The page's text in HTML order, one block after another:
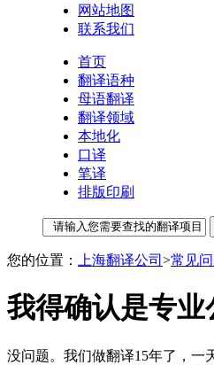
网站地图
联系我们
首页
翻译语种
母语翻译
翻译领域
本地化
口译
笔译
排版印刷
您的位置： 上海翻译公司 >常见
我得确认是专业
没问题。我们做翻译15年了，一